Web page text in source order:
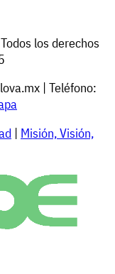
los derechos
| Teléfono:
| Misión, Visión,